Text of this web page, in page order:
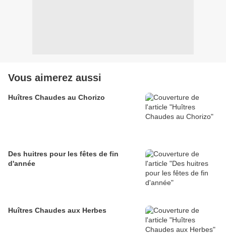
Vous aimerez aussi
Huîtres Chaudes au Chorizo
Des huitres pour les fêtes de fin
d'année
Huîtres Chaudes aux Herbes